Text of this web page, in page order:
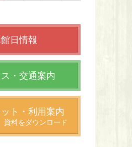
日情報
・交通案内
ト・利用案内
資料をダウンロード